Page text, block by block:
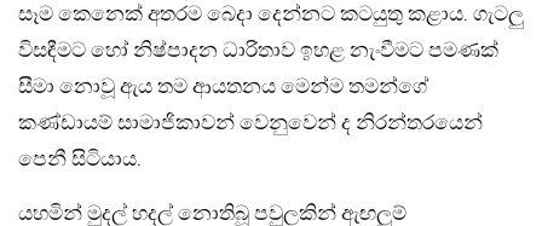
සෑම කෙනෙක් අතරම බෙදා දෙන්නට කටයුතු කළාය. ගැටලු
විසඳීමට හෝ නිෂ්පාදන ධාරිතාව ඉහළ නැංවීමට පමණක්
සීමා නොවූ ඇය තම ආයතනය මෙන්ම තමන්ගේ
කණ්ඩායම් සාමාජිකාවන් වෙනුවෙන් ද නිරන්තරයෙන්
පෙනී සිටියාය.
යහමින් මුදල් හදල් නොතිබූ පවුලකින් ඇඟලුම්